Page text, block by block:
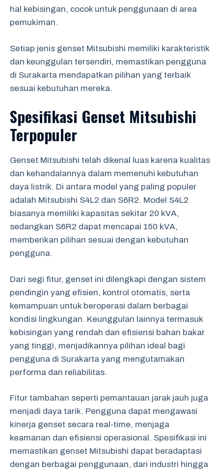
hal kebisingan, cocok untuk penggunaan di area
pemukiman.
Setiap jenis genset Mitsubishi memiliki karakteristik
dan keunggulan tersendiri, memastikan pengguna
di Surakarta mendapatkan pilihan yang terbaik
sesuai kebutuhan mereka.
Spesifikasi Genset Mitsubishi
Terpopuler
Genset Mitsubishi telah dikenal luas karena kualitas
dan kehandalannya dalam memenuhi kebutuhan
daya listrik. Di antara model yang paling populer
adalah Mitsubishi S4L2 dan S6R2. Model S4L2
biasanya memiliki kapasitas sekitar 20 kVA,
sedangkan S6R2 dapat mencapai 150 kVA,
memberikan pilihan sesuai dengan kebutuhan
pengguna.
Dari segi fitur, genset ini dilengkapi dengan sistem
pendingin yang efisien, kontrol otomatis, serta
kemampuan untuk beroperasi dalam berbagai
kondisi lingkungan. Keunggulan lainnya termasuk
kebisingan yang rendah dan efisiensi bahan bakar
yang tinggi, menjadikannya pilihan ideal bagi
pengguna di Surakarta yang mengutamakan
performa dan reliabilitas.
Fitur tambahan seperti pemantauan jarak jauh juga
menjadi daya tarik. Pengguna dapat mengawasi
kinerja genset secara real-time, menjaga
keamanan dan efisiensi operasional. Spesifikasi ini
memastikan genset Mitsubishi dapat beradaptasi
dengan berbagai penggunaan, dari industri hingga